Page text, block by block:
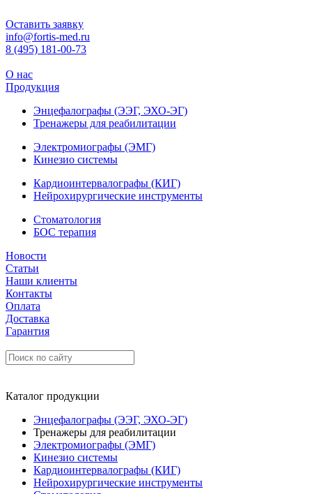
Оставить заявку
info@fortis-med.ru
8 (495) 181-00-73
О нас
Продукция
Энцефалографы (ЭЭГ, ЭХО-ЭГ)
Тренажеры для реабилитации
Электромиографы (ЭМГ)
Кинезио системы
Кардиоинтервалографы (КИГ)
Нейрохирургические инструменты
Стоматология
БОС терапия
Новости
Статьи
Наши клиенты
Контакты
Оплата
Доставка
Гарантия
Каталог продукции
Энцефалографы (ЭЭГ, ЭХО-ЭГ)
Тренажеры для реабилитации
Электромиографы (ЭМГ)
Кинезио системы
Кардиоинтервалографы (КИГ)
Нейрохирургические инструменты